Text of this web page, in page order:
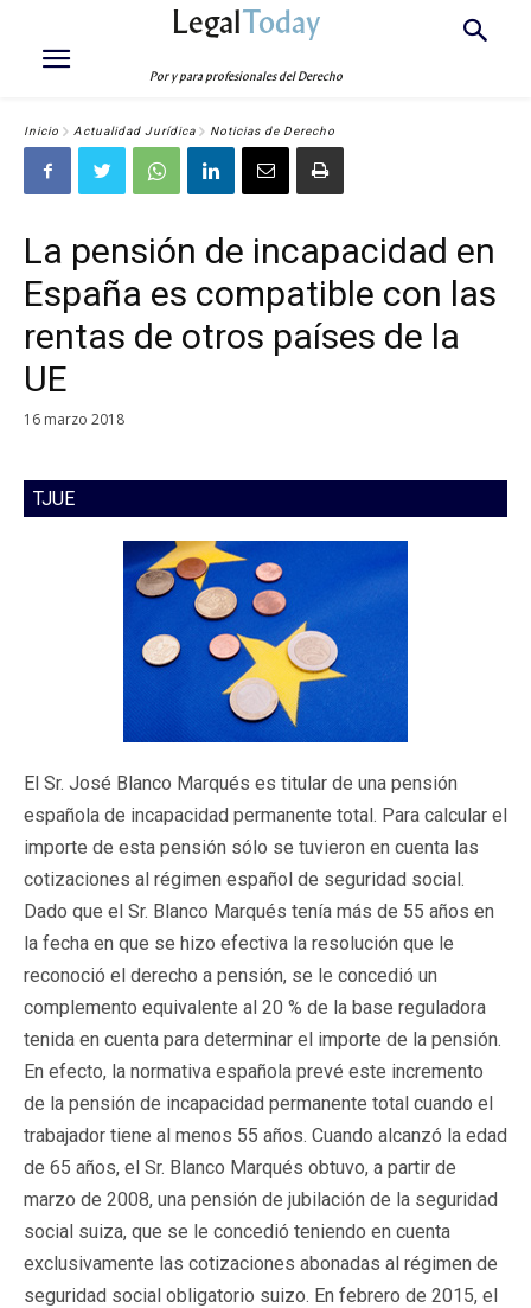
LegalToday
Por y para profesionales del Derecho
Inicio Actualidad Jurídica Noticias de Derecho
La pensión de incapacidad en
España es compatible con las
rentas de otros países de la
UE
16 marzo 2018
TJUE
El Sr. José Blanco Marqués es titular de una pensión
española de incapacidad permanente total. Para calcular el
importe de esta pensión sólo se tuvieron en cuenta las
cotizaciones al régimen español de seguridad social.
Dado que el Sr. Blanco Marqués tenía más de 55 años en
la fecha en que se hizo efectiva la resolución que le
reconoció el derecho a pensión, se le concedió un
complemento equivalente al 20 % de la base reguladora
tenida en cuenta para determinar el importe de la pensión.
En efecto, la normativa española prevé este incremento
de la pensión de incapacidad permanente total cuando el
trabajador tiene al menos 55 años. Cuando alcanzó la edad
de 65 años, el Sr. Blanco Marqués obtuvo, a partir de
marzo de 2008, una pensión de jubilación de la seguridad
social suiza, que se le concedió teniendo en cuenta
exclusivamente las cotizaciones abonadas al régimen de
seguridad social obligatorio suizo. En febrero de 2015, el